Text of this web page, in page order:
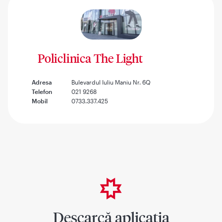
Policlinica The Light
Adresa
Bulevardul Iuliu Maniu Nr. 6Q
Telefon
021 9268
Mobil
0733.337.425
Descarcă aplicația